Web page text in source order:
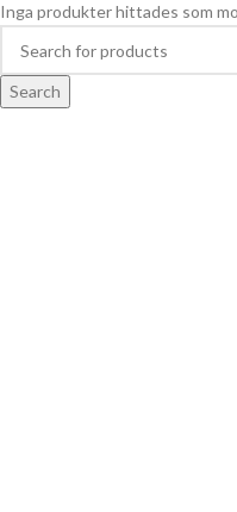
Inga produkter hittades som
Search